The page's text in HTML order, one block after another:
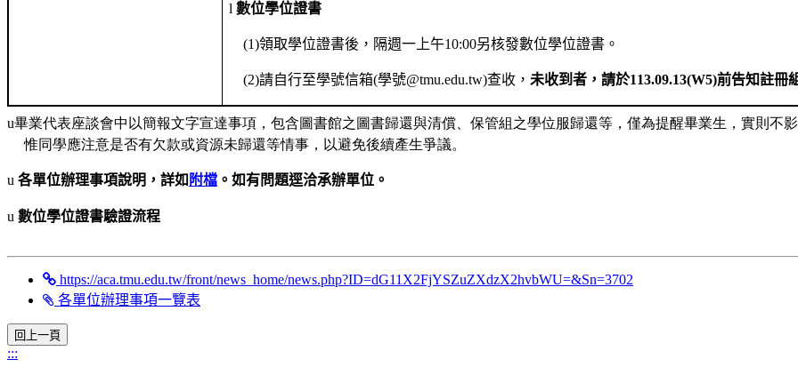
l數位學位證書
(1)領取學位證書後， 隔週一 上午10:00另核發數位學位證書。
(2)請自行至學號信箱(學號@tmu.edu.tw)查收， 未收到者，請於113.09.13(W5)前告知註冊
u畢業代表座談會中以簡報文字宣達事項，包含圖書館之圖書歸還與清償、保管組之學位服歸還等，僅為提醒畢業生，實則不
惟同學應注意是否有欠款或資源未歸還等情事，以避免後續產生爭議。
u 各單位辦理事項說明，詳如 附檔 。如有問題逕洽承辦單位。
u數位學位證書驗證流程
https://aca.tmu.edu.tw/front/news_home/news.php?ID=dG11X2FjYSZuZXdzX2hvbWU=&Sn=3702
各單位辦理事項一覽表
:::